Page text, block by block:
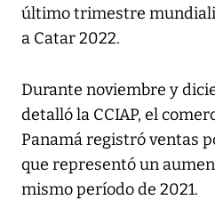
último trimestre
a Catar 2022.
Durante noviembre y
detalló la CCIAP, el
Panamá registró ventas
que representó un
mismo período de 2021.